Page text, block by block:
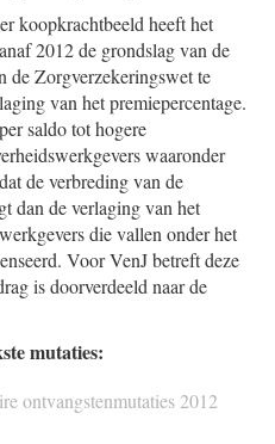
koopkrachtbeeld heeft het
2012 de grondslag van de
de Zorgverzekeringswet te
van het premiepercentage.
saldo tot hogere
waaronder
de verbreding van de
dan de verlaging van het
die vallen onder het
Voor VenJ betreft deze
is doorverdeeld naar de
mutaties:
ontvangstenmutaties 2012